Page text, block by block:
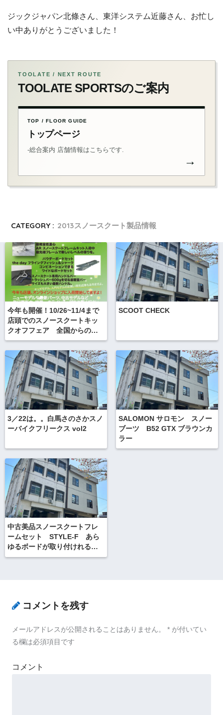
ジックジャパン北條さん、東洋システム近藤さん、お忙し
い中ありがとうございました！
TOOLATE / NEXT ROUTE
TOOLATE SPORTSのご案内
TOP / FLOOR GUIDE
トップページ
-総合案内 店舗情報はこちらです.
→
CATEGORY : 2013スノースクート製品情報
今年も開催！10/26~11/4まで
店頭でのスノースクートキッ
クオフフェア 全国からのご
来場心よりお待ちしておりま
す。
SCOOT CHECK
3／22は。。白馬さのさかスノ
ーバイクフリークス vol2
SALOMON サロモン スノー
ブーツ B52 GTX ブラウンカ
ラー
中古美品スノースクートフレ
ームセット STYLE-F あら
ゆるボードが取り付けれるワ
イドフレームキット
コメントを残す
メールアドレスが公開されることはありません。 * が付いてい
る欄は必須項目です
コメント